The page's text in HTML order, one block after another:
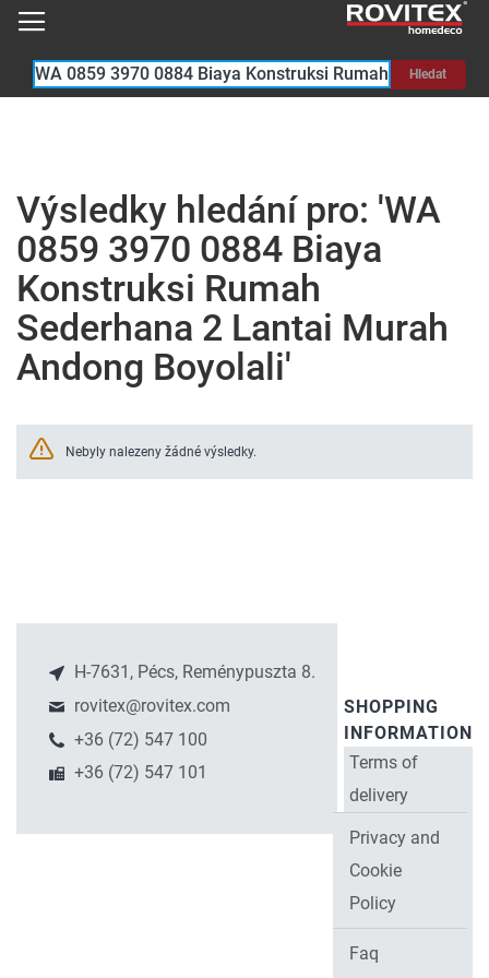
Hledat
Výsledky hledání pro: 'WA
0859 3970 0884 Biaya
Konstruksi Rumah
Sederhana 2 Lantai Murah
Andong Boyolali'
Nebyly nalezeny žádné výsledky.
H-7631, Pécs, Reménypuszta 8.
rovitex@rovitex.com
+36 (72) 547 100
+36 (72) 547 101
SHOPPING
INFORMATION
Terms of
delivery
Privacy and
Cookie
Policy
Faq